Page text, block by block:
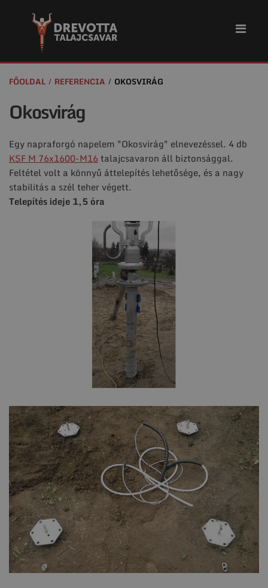
FŐOLDAL REFERENCIA OKOSVIRÁG
Okosvirág
Egy napraforgó napelem "Okosvirág" elnevezéssel. 4 db
KSF M 76x1600-M16talajcsavaron áll biztonsággal.
Feltétel volt a könnyű áttelepítés lehetősége, és a nagy
stabilitás a szél teher végett.
Telepítés ideje 1,5 óra